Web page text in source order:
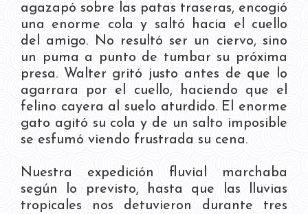
agazapó sobre las patas traseras, encogió
una enorme cola y saltó hacia el cuello
del amigo. No resultó ser un ciervo, sino
un puma a punto de tumbar su próxima
presa. Walter gritó justo antes de que lo
agarrara por el cuello, haciendo que el
felino cayera al suelo aturdido. El enorme
gato agitó su cola y de un salto imposible
se esfumó viendo frustrada su cena.
Nuestra expedición fluvial marchaba
según lo previsto, hasta que las lluvias
tropicales nos detuvieron durante tres